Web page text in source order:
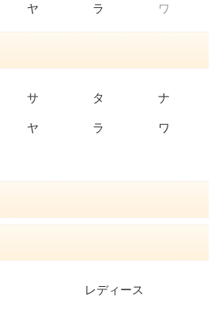
ヤ ラ ワ
サ タ ナ
ヤ ラ ワ
レディース